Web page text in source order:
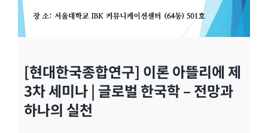
[현대한국종합연구] 이론 아뜰리에 제
3차 세미나 | 글로벌 한국학 – 전망과
하나의 실천